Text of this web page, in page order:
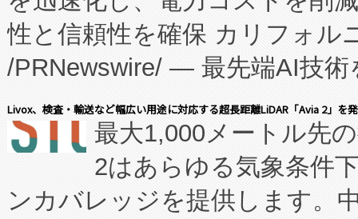
に、患者やサプライチェーン
キー方式で拡張性が高く、持
す。FCCM‑を活用した現地生
患者にとっての費用負担を大
のアクセスを大幅に拡大する
Fully-Connected Continuous
性と信頼性を確保 カリフォル
/PRNewswire/ — 最先端AI技術
会社エーアイ・アンド：本社
President原信平）と、エンタ
ードするVoltaiqは、日本にあ
ーエネルギー貯蔵システム（
Livox、検査・輸送など幅広い用途に対応する超長距離LiDAR「Avia 2」を
最大1,000メートル先
2はあらゆる気象条件
ンカバレッジを提供します。